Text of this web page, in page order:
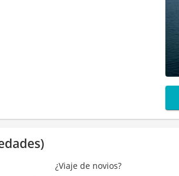
¿Viaje de novios?